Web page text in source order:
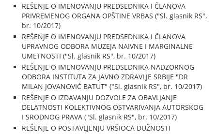
REŠENJE O IMENOVANJU PREDSEDNIKA I ČLANOVA
PRIVREMENOG ORGANA OPŠTINE VRBAS ("Sl. glasnik RS",
br. 10/2017)
REŠENJE O IMENOVANJU PREDSEDNIKA I ČLANOVA
UPRAVNOG ODBORA MUZEJA NAIVNE I MARGINALNE
UMETNOSTI ("Sl. glasnik RS", br. 10/2017)
REŠENJE O IMENOVANJU PREDSEDNIKA NADZORNOG
ODBORA INSTITUTA ZA JAVNO ZDRAVLJE SRBIJE "DR
MILAN JOVANOVIĆ BATUT" ("Sl. glasnik RS", br. 10/2017)
REŠENJE O IZDAVANJU DOZVOLE ZA OBAVLJANJE
DELATNOSTI KOLEKTIVNOG OSTVARIVANJA AUTORSKOG
I SRODNOG PRAVA ("Sl. glasnik RS", br. 10/2017)
REŠENJE O POSTAVLJENJU VRŠIOCA DUŽNOSTI